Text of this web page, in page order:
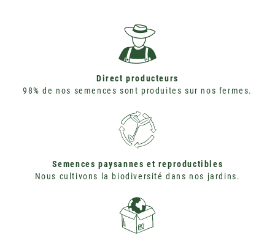
Direct producteurs
98% de nos semences sont produites sur nos fermes.
Semences paysannes et reproductibles
Nous cultivons la biodiversité dans nos jardins.